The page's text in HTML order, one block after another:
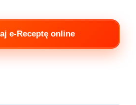
e-Receptę online